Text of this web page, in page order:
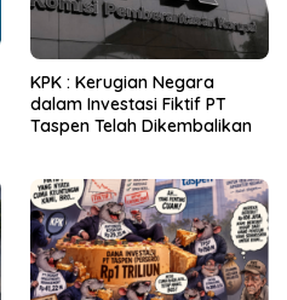
KPK : Kerugian Negara
dalam Investasi Fiktif PT
Taspen Telah Dikembalikan